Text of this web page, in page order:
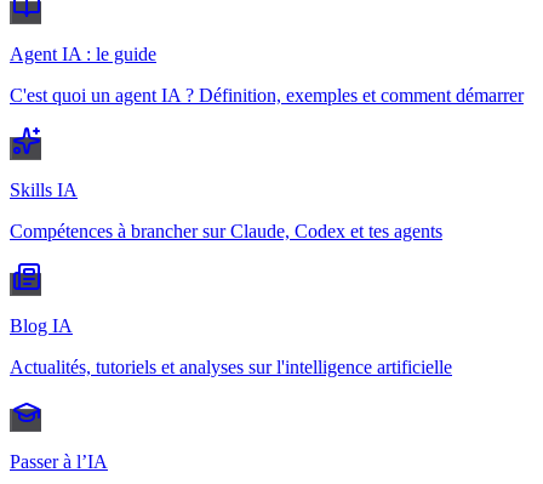
Agent IA : le guide
C'est quoi un agent IA ? Définition, exemples et comment démarrer
Skills IA
Compétences à brancher sur Claude, Codex et tes agents
Blog IA
Actualités, tutoriels et analyses sur l'intelligence artificielle
Passer à l’IA